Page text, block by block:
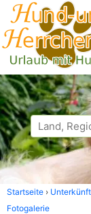
Startseite
Fotogalerie